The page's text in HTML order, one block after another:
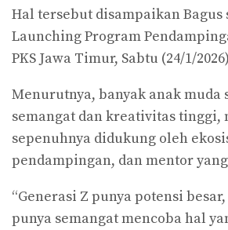
Hal tersebut disampaikan Bagus
Launching Program
PKS Jawa Timur, Sabtu (24/1/
Menurutnya, banyak anak
semangat dan kreativitas tinggi,
sepenuhnya didukung oleh
pendampingan, dan mentor
“Generasi Z punya potensi
punya semangat mencoba hal